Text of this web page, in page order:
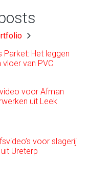
Parket: Het leggen
vloer van PVC
voor Afman
uit Leek
voor slagerij
Ureterp